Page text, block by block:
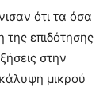
ότι τα όσα
της επιδότησης
στην
μικρού